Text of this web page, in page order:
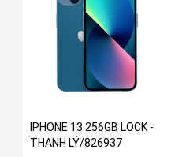
IPHONE 13 256GB LOCK -
THANH LÝ/826937